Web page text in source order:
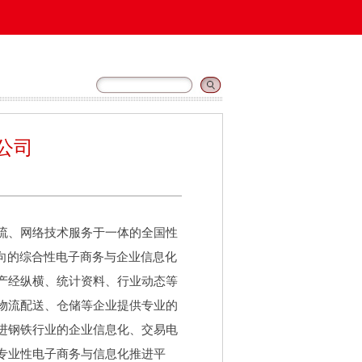
司
、网络技术服务于一体的全国性
的综合性电子商务与企业信息化
经纵横、统计资料、行业动态等
流配送、仓储等企业提供专业的
钢铁行业的企业信息化、交易电
业性电子商务与信息化推进平